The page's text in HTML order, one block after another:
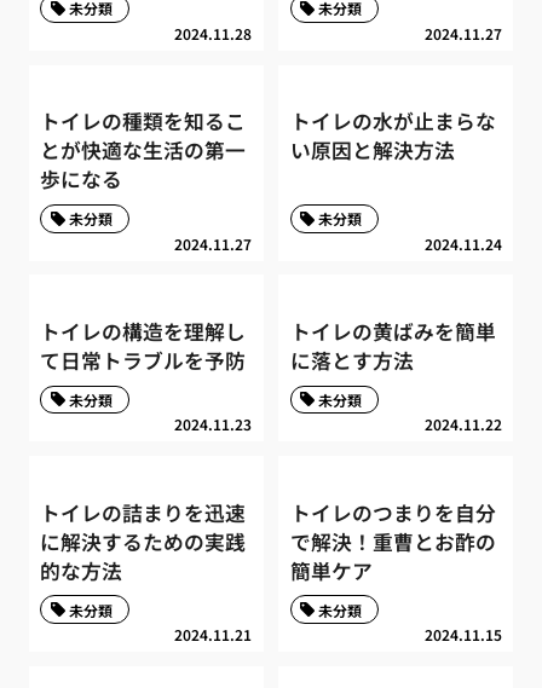
2024.11.28
未分類
2024.11.27
未分類
トイレの種類を知るこ
とが快適な生活の第一
歩になる
2024.11.27
未分類
トイレの水が止まらな
い原因と解決方法
2024.11.24
未分類
トイレの構造を理解し
て日常トラブルを予防
2024.11.23
未分類
トイレの黄ばみを簡単
に落とす方法
2024.11.22
未分類
トイレの詰まりを迅速
に解決するための実践
的な方法
2024.11.21
未分類
トイレのつまりを自分
で解決！重曹とお酢の
簡単ケア
2024.11.15
未分類